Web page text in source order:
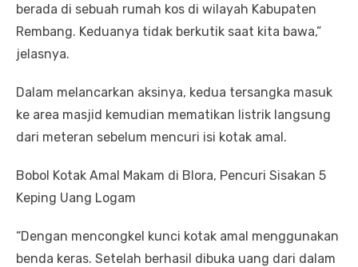
berada di sebuah rumah kos di wilayah Kabupaten
Rembang. Keduanya tidak berkutik saat kita bawa,”
jelasnya.
Dalam melancarkan aksinya, kedua tersangka masuk
ke area masjid kemudian mematikan listrik langsung
dari meteran sebelum mencuri isi kotak amal.
Bobol Kotak Amal Makam di Blora, Pencuri Sisakan 5
Keping Uang Logam
“Dengan mencongkel kunci kotak amal menggunakan
benda keras. Setelah berhasil dibuka uang dari dalam